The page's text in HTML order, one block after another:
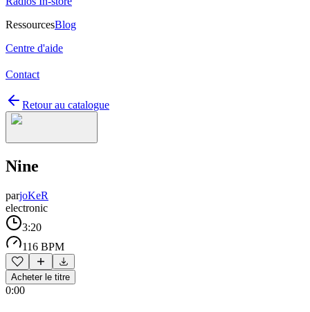
RessourcesBlog
Centre d'aide
Contact
Retour au catalogue
Nine
parjoKeR
electronic
3:20
116 BPM
Acheter le titre
0:00